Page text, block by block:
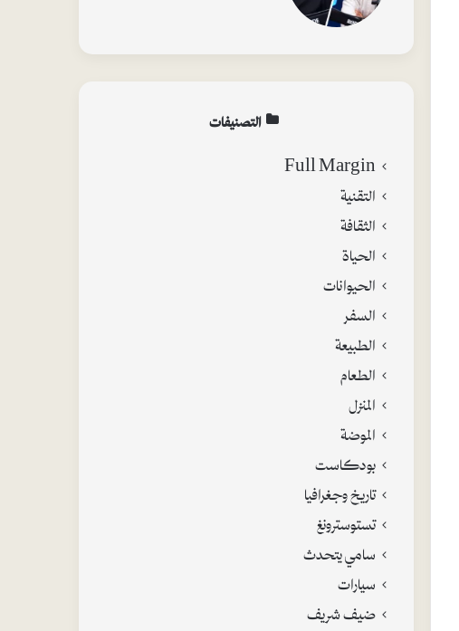
التصنيفات
Full Margin
التقنية
الثقافة
الحياة
الحيوانات
السفر
الطبيعة
الطعام
المنزل
الموضة
بودكاست
تاريخ وجغرافيا
تستوسترونغ
سامي يتحدث
سيارات
ضيف شريف